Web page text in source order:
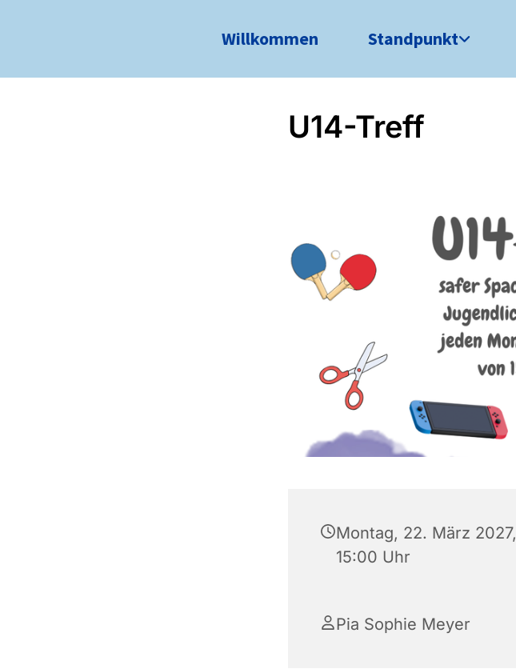
Willkommen Standpunkt
U14-Treff
Montag, 22. März 2027,
15:00 Uhr
Pia Sophie Meyer